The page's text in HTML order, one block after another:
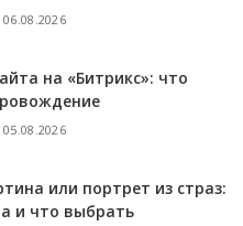
06.08.2026
на «Битрикс»: что
05.08.2026
или портрет из страз:
и что выбрать